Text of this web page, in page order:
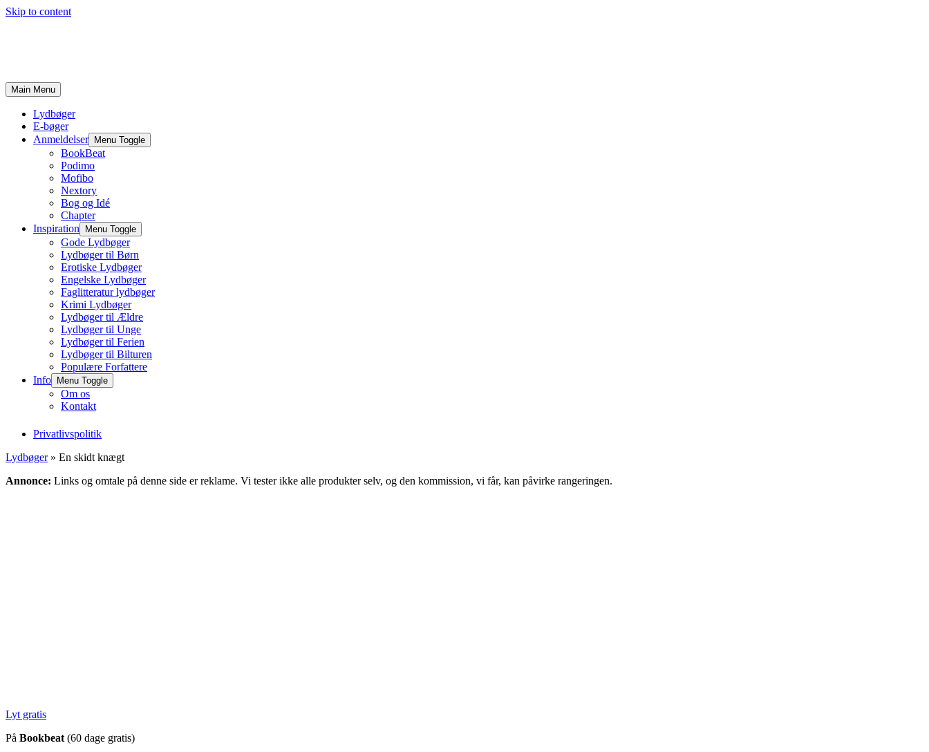
Skip to content
Main Menu
Lydbøger
E-bøger
Anmeldelser
Menu Toggle
BookBeat
Podimo
Mofibo
Nextory
Bog og Idé
Chapter
Inspiration
Menu Toggle
Gode Lydbøger
Lydbøger til Børn
Erotiske Lydbøger
Engelske Lydbøger
Faglitteratur lydbøger
Krimi Lydbøger
Lydbøger til Ældre
Lydbøger til Unge
Lydbøger til Ferien
Lydbøger til Bilturen
Populære Forfattere
Info
Menu Toggle
Om os
Kontakt
Privatlivspolitik
Lydbøger» En skidt knægt
Annonce: Links og omtale på denne side er reklame. Vi tester ikke alle produkter selv, og den kommission, vi får, kan påvirke rangeringen.
Lyt gratis
På Bookbeat (60 dage gratis)